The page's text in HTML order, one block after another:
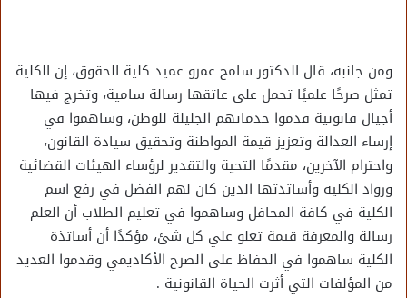
ومن جانبه، قال الدكتور سامح عمرو عميد كلية الحقوق، إن الكلية
تمثل صرحًا علميًا تحمل على عاتقها رسالة سامية، وتخرج فيها
أجيال قانونية قدموا خدماتهم الجليلة للوطن، وساهموا في
إرساء العدالة وتعزيز قيمة المواطنة وتحقيق سيادة القانون،
واحترام الآخرين، مقدمًا التحية والتقدير لرؤساء الهيئات القضائية
ورواد الكلية وأساتذتها الذين كان لهم الفضل في رفع اسم
الكلية في كافة المحافل وساهموا في تعليم الطلاب أن العلم
رسالة والمعرفة قيمة تعلو علي كل شئ، مؤكدًا أن أساتذة
الكلية ساهموا في الحفاظ على الصرح الأكاديمي وقدموا العديد
من المؤلفات التي أثرت الحياة القانونية .